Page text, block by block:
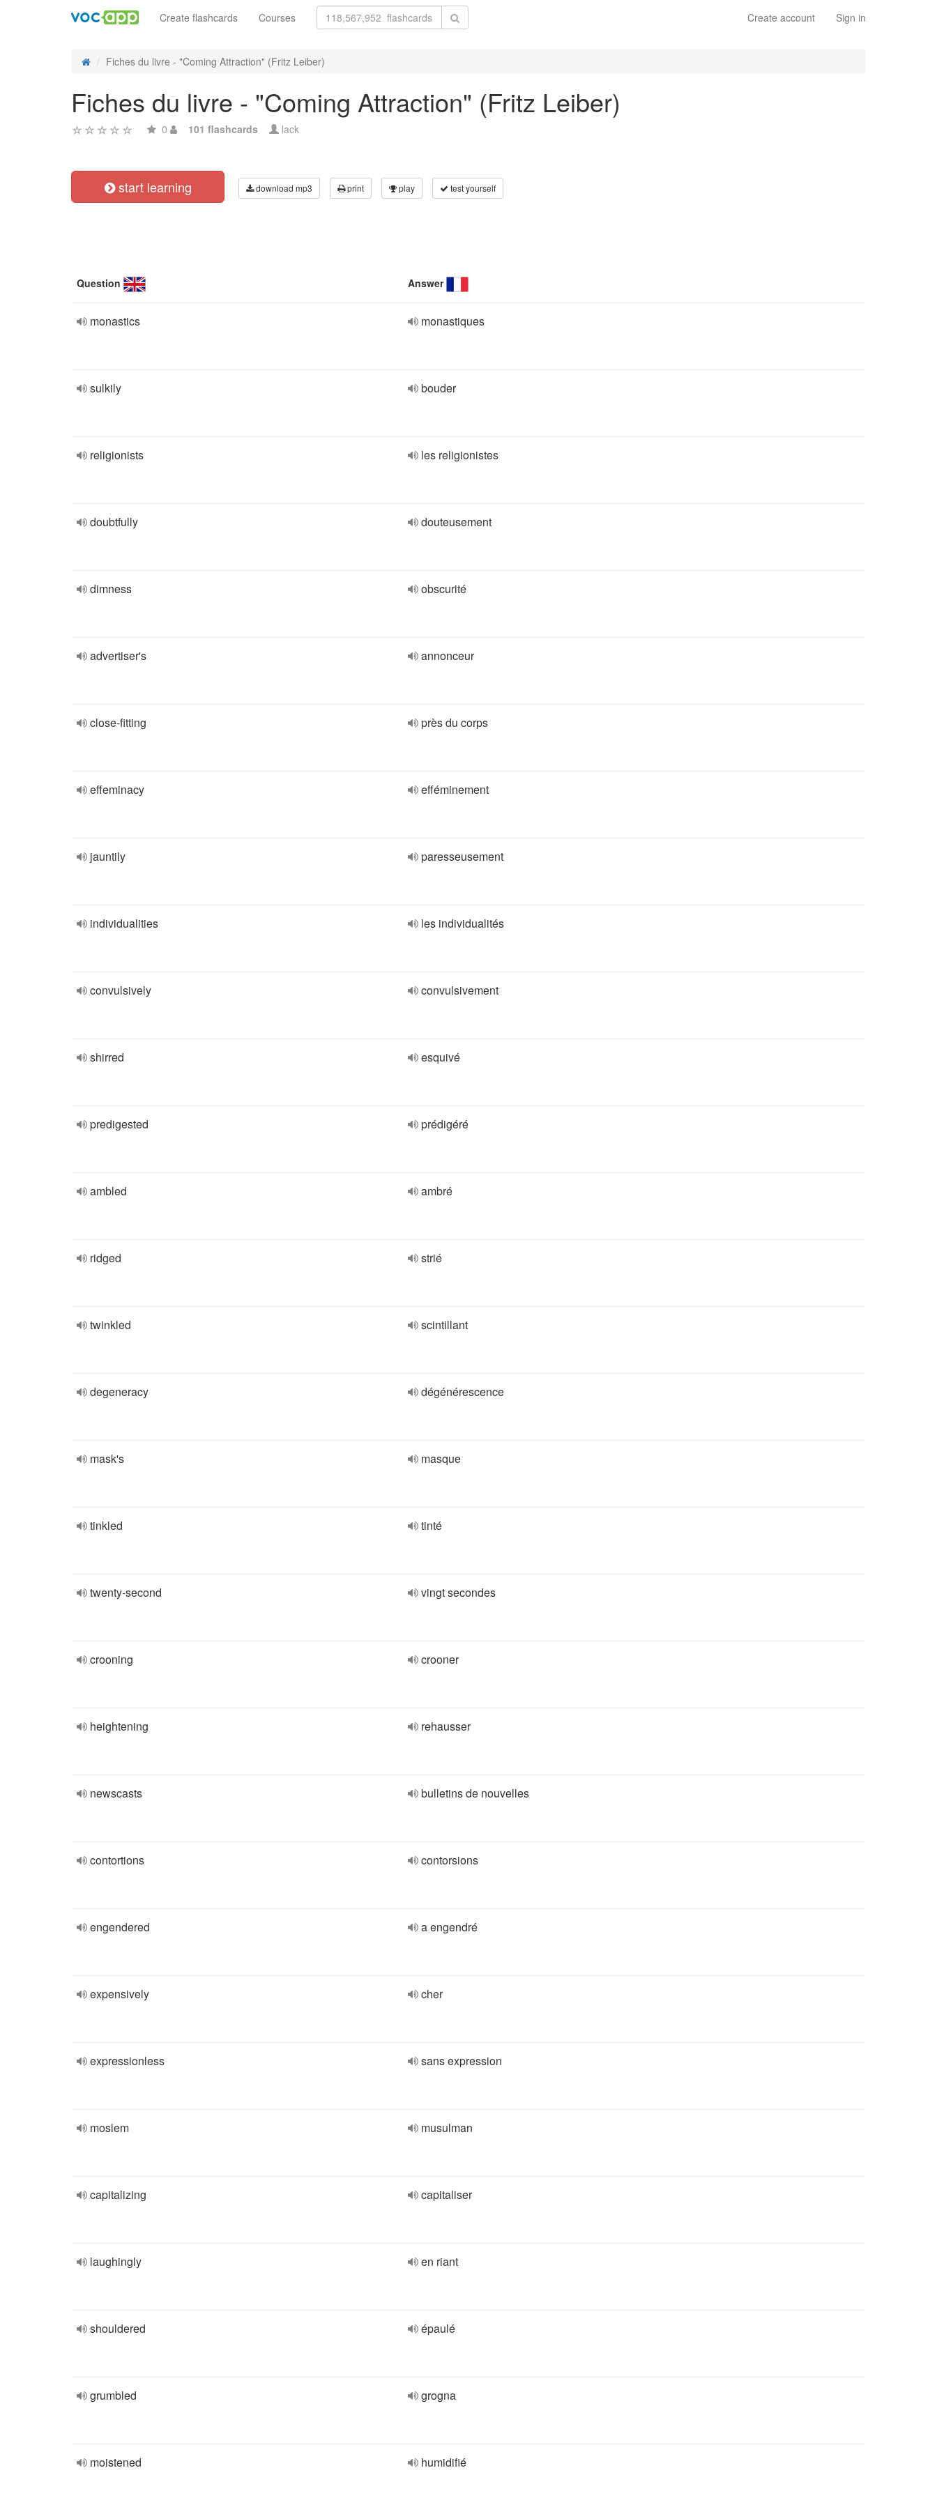
Create account Sign in
Create flashcards Courses
Fiches du livre - "Coming Attraction" (Fritz Leiber)
Fiches du livre - "Coming Attraction" (Fritz Leiber)
0 101 flashcards lack
start learning download mp3 print play test yourself
Question Answer
monastics monastiques
sulkily bouder
religionists les religionistes
doubtfully douteusement
dimness obscurité
advertiser's annonceur
close-fitting près du corps
effeminacy efféminement
jauntily paresseusement
individualities les individualités
convulsively convulsivement
shirred esquivé
predigested prédigéré
ambled ambré
ridged strié
twinkled scintillant
degeneracy dégénérescence
mask's masque
tinkled tinté
twenty-second vingt secondes
crooning crooner
heightening rehausser
newscasts bulletins de nouvelles
contortions contorsions
engendered a engendré
expensively cher
expressionless sans expression
moslem musulman
capitalizing capitaliser
laughingly en riant
shouldered épaulé
grumbled grogna
moistened humidifié